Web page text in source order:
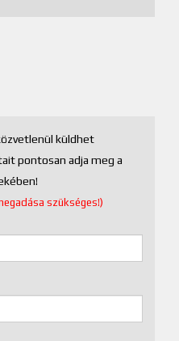
küldhet
pontosan adja meg a
szükséges!)